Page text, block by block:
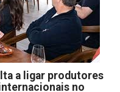
a ligar produtores
no